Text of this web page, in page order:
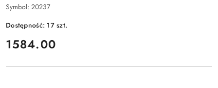
Symbol: 20237
Dostępność: 17szt.
cena:
1584.00